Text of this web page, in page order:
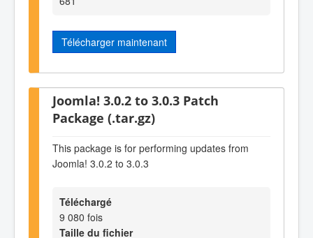
Télécharger maintenant
Joomla! 3.0.2 to 3.0.3 Patch
Package (.tar.gz)
This package is for performing updates from
Joomla! 3.0.2 to 3.0.3
Téléchargé
9 080 fois
Taille du fichier